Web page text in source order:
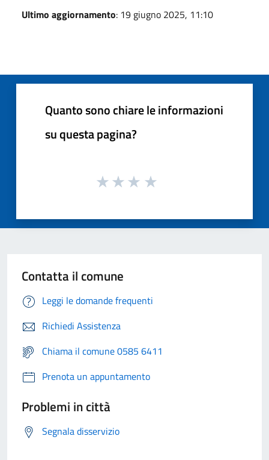
Ultimo aggiornamento: 19 giugno 2025, 11:10
Quanto sono chiare le informazioni
su questa pagina?
Contatta il comune
Leggi le domande frequenti
Richiedi Assistenza
Chiama il comune 0585 6411
Prenota un appuntamento
Problemi in città
Segnala disservizio